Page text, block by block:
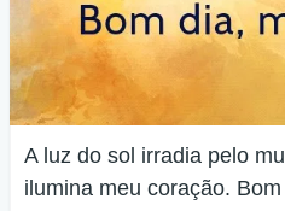
A luz do sol irradia pelo
ilumina meu coração.